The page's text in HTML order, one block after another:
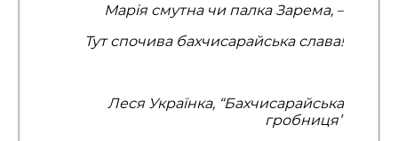
Марія смутна чи палка Зарема, –
Тут спочива бахчисарайська слава!
Леся Українка, “Бахчисарайська
гробниця”